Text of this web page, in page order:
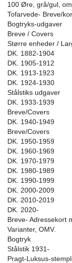
100 Øre, grå/gul,
Tofarvede- Breve/
Bogtryks-udgaver
Breve / Covers
Større enheder /
DK. 1882-1904
DK. 1905-1912
DK. 1913-1923
DK. 1924-1930
Stålstiks udgaver
DK. 1933-1939
Breve/Covers
DK. 1940-1949
Breve/Covers
DK. 1950-1959
DK. 1960-1969
DK. 1970-1979
DK. 1980-1989
DK. 1990-1999
DK. 2000-2009
DK. 2010-2019
DK. 2020-
Breve- Adressekort
Varianter, OMV.
Bogtryk
Stålstik 1931-
Pragt-Luksus-